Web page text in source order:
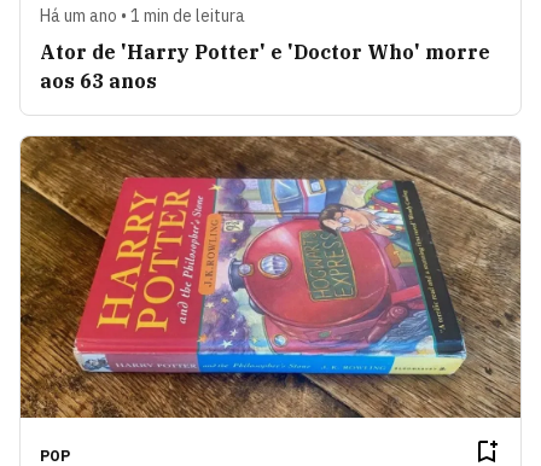
Há um ano • 1 min de leitura
Ator de 'Harry Potter' e 'Doctor Who' morre
aos 63 anos
POP